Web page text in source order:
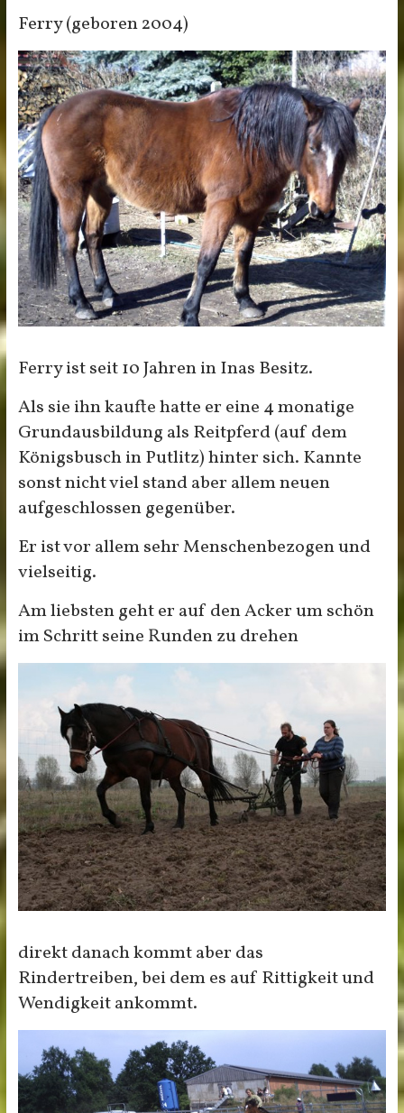
Ferry (geboren 2004)
Ferry ist seit 10 Jahren in Inas Besitz.
Als sie ihn kaufte hatte er eine 4 monatige
Grundausbildung als Reitpferd (auf dem
Königsbusch in Putlitz) hinter sich. Kannte
sonst nicht viel stand aber allem neuen
aufgeschlossen gegenüber.
Er ist vor allem sehr Menschenbezogen und
vielseitig.
Am liebsten geht er auf den Acker um schön
im Schritt seine Runden zu drehen
direkt danach kommt aber das
Rindertreiben, bei dem es auf Rittigkeit und
Wendigkeit ankommt.